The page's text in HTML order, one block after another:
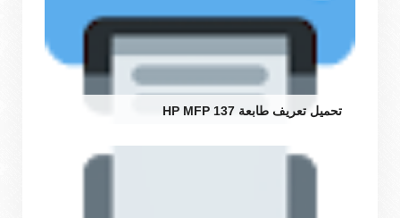
تحميل تعريف طابعة HP MFP 137